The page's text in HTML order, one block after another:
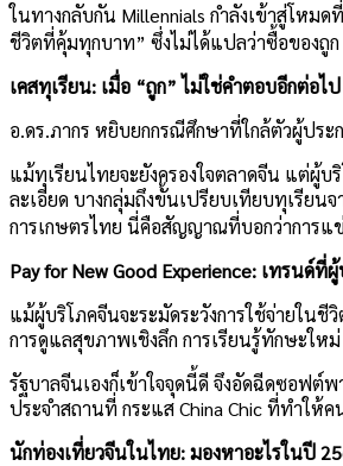
ในทางกลับกัน Millennials กำลังเข้าสู่โหม
ชีวิตที่คุ้มทุกบาท” ซึ่งไม่ได้แปลว่าซื้อของถู
เคสทุเรียน: เมื่อ “ถูก” ไม่ใช่คำตอบอีกต่อไป
อ.ดร.ภากร หยิบยกกรณีศึกษาที่ใกล้ตัวผู้ปร
แม้ทุเรียนไทยจะยังครองใจตลาดจีน แต่ผู้
ละเอียด บางกลุ่มถึงขั้นเปรียบเทียบทุเรีย
การเกษตรไทย นี่คือสัญญาณที่บอกว่าการแ
Pay for New Good Experience: เทรนด์ที่
แม้ผู้บริโภคจีนจะระมัดระวังการใช้จ่ายใน
การดูแลสุขภาพเชิงลึก การเรียนรู้ทักษะให
รัฐบาลจีนเองก็เข้าใจจุดนี้ดี จึงอัดฉีดซอฟต์
ประจำสถานที่ กระแส China Chic ที่ทำให้
นักท่องเที่ยวจีนในไทย: มองหาอะไรในปี